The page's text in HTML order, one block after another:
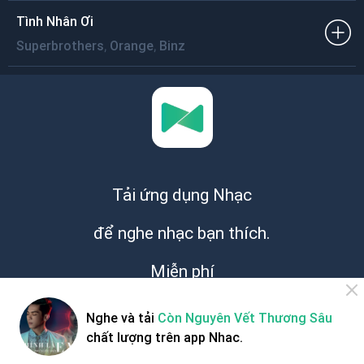
Tình Nhân Ơi
Superbrothers, Orange, Binz
Tải ứng dụng Nhạc
để nghe nhạc bạn thích.
Miễn phí
Nghe và tải Còn Nguyên Vết Thương Sâu
chất lượng trên app Nhac.